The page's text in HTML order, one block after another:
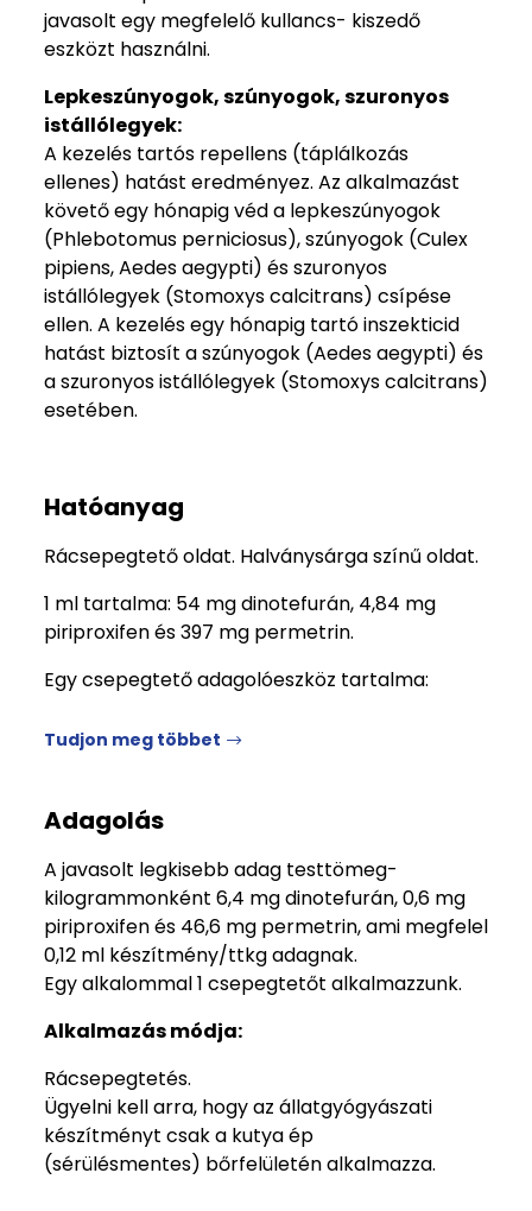
javasolt egy megfelelő kullancs- kiszedő
eszközt használni.
Lepkeszúnyogok, szúnyogok, szuronyos
istállólegyek:
A kezelés tartós repellens (táplálkozás
ellenes) hatást eredményez. Az alkalmazást
követő egy hónapig véd a lepkeszúnyogok
(Phlebotomus perniciosus), szúnyogok (Culex
pipiens, Aedes aegypti) és szuronyos
istállólegyek (Stomoxys calcitrans) csípése
ellen. A kezelés egy hónapig tartó inszekticid
hatást biztosít a szúnyogok (Aedes aegypti) és
a szuronyos istállólegyek (Stomoxys calcitrans)
esetében.
Hatóanyag
Rácsepegtető oldat. Halványsárga színű oldat.
1 ml tartalma: 54 mg dinotefurán, 4,84 mg
piriproxifen és 397 mg permetrin.
Egy csepegtető adagolóeszköz tartalma:
Tudjon meg többet
Adagolás
A javasolt legkisebb adag testtömeg-
kilogrammonként 6,4 mg dinotefurán, 0,6 mg
piriproxifen és 46,6 mg permetrin, ami megfelel
0,12 ml készítmény/ttkg adagnak.
Egy alkalommal 1 csepegtetőt alkalmazzunk.
Alkalmazás módja:
Rácsepegtetés.
Ügyelni kell arra, hogy az állatgyógyászati
készítményt csak a kutya ép
(sérülésmentes) bőrfelületén alkalmazza.